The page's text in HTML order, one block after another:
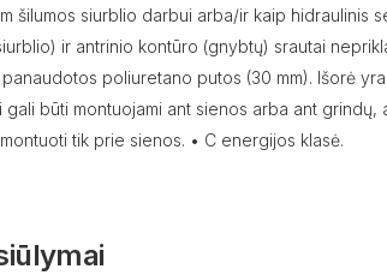
šilumos siurblio darbui arba/ir kaip hidraulinis
ir antrinio kontūro (gnybtų) srautai
panaudotos poliuretano putos (30 mm). Išorė
gali būti montuojami ant sienos arba ant grindų,
tik prie sienos. • C energijos klasė.